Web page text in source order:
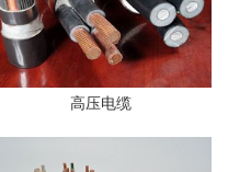
高压电缆